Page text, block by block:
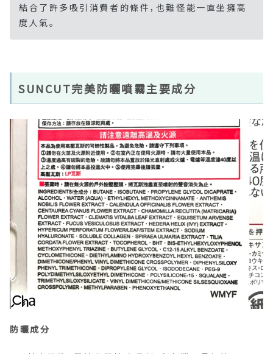
結合了許多吸引消費者的條件，也難怪能一直坐擁高
度人氣。
SUNCUT完美防曬噴霧主要成分
防曬成分